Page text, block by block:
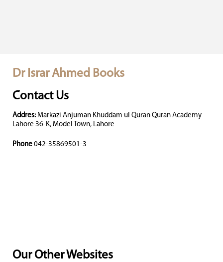
Dr Israr Ahmed Books
Contact Us
Addres: Markazi Anjuman Khuddam ul Quran Quran Academy
Lahore 36-K, Model Town, Lahore
Phone 042-35869501-3
Our Other Websites